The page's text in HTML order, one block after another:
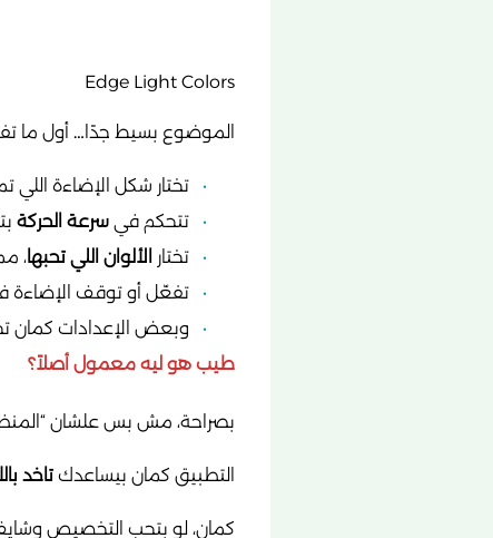
Edge Light Colors
الموضوع بسيط جدًا… أول ما
تختار شكل الإضاءة
تتحكم في سرعة الحركة
تختار
الألوان اللي تحبها،
تفعّل أو توقف الإضاءة
وبعض الإعدادات كمان
طيب هو ليه معمول أصلاً؟
بصراحة، مش بس علشان
التطبيق كمان بيساعدك تاخد
كمان، لو بتحب التخصيص